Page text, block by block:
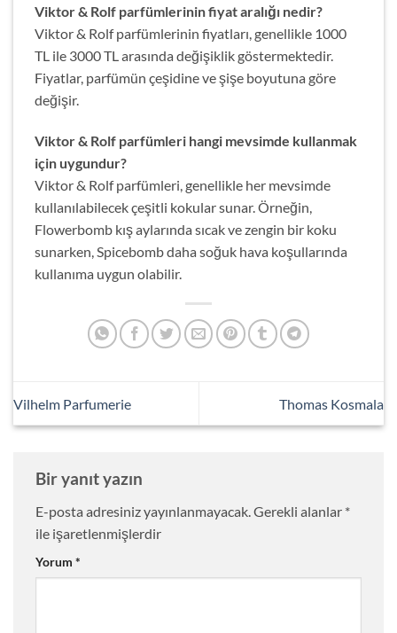
Viktor & Rolf parfümlerinin fiyat aralığı nedir?
Viktor & Rolf parfümlerinin fiyatları, genellikle 1000
TL ile 3000 TL arasında değişiklik göstermektedir.
Fiyatlar, parfümün çeşidine ve şişe boyutuna göre
değişir.
Viktor & Rolf parfümleri hangi mevsimde kullanmak
için uygundur?
Viktor & Rolf parfümleri, genellikle her mevsimde
kullanılabilecek çeşitli kokular sunar. Örneğin,
Flowerbomb kış aylarında sıcak ve zengin bir koku
sunarken, Spicebomb daha soğuk hava koşullarında
kullanıma uygun olabilir.
Vilhelm Parfumerie Thomas Kosmala
Bir yanıt yazın
E-posta adresiniz yayınlanmayacak.Gerekli alanlar *
ile işaretlenmişlerdir
Yorum *